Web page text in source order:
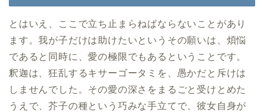
とはいえ、ここで立ち止まらねばならないことがあり
ます。我が子だけは助けたいというその願いは、煩悩
であると同時に、愛の極限でもあるということです。
釈迦は、狂乱するキサーゴータミを、愚かだと斥けは
しませんでした。その愛の深さをまるごと受けとめた
うえで、芥子の種という巧みな手立てで、彼女自身が